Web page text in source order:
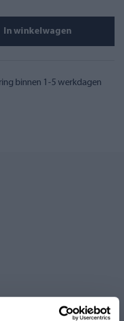
In winkelwagen
binnen 1-5 werkdagen